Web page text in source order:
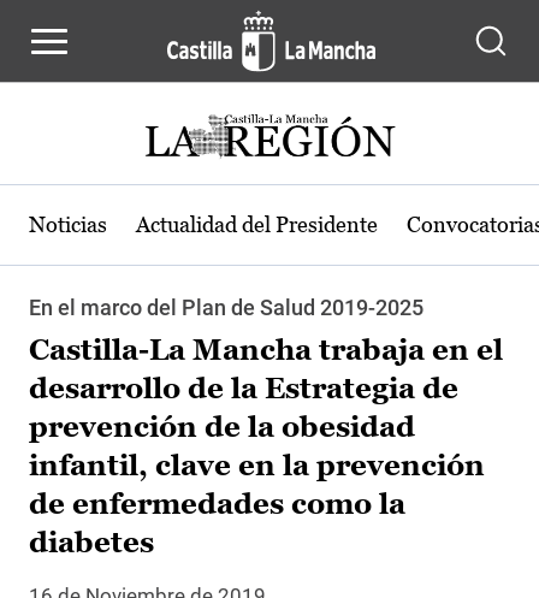
Noticias Actualidad del Presidente
En el marco del Plan de Salud 2019-2025
Castilla-La Mancha trabaja en el
desarrollo de la Estrategia de
prevención de la obesidad
infantil, clave en la prevención
de enfermedades como la
diabetes